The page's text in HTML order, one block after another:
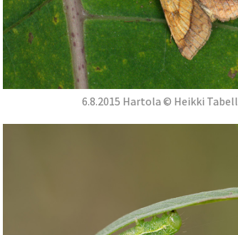
6.8.2015 Hartola © Heikki Tabell